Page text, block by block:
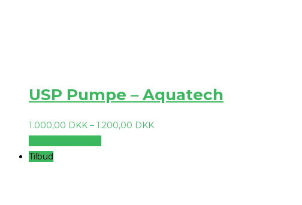
USP Pumpe – Aquatech
1.000,00 DKK – 1.200,00 DKK
Tilbud